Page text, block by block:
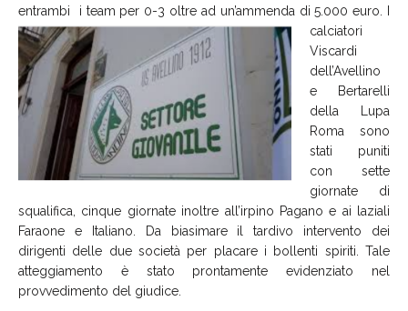
entrambi i team per 0-3 oltre ad un’ammenda di 5.000 euro. I
calciatori
Viscardi
dell’Avellino
e Bertarelli
della Lupa
Roma sono
stati puniti
con sette
giornate di
squalifica, cinque giornate inoltre all’irpino Pagano e ai laziali
Faraone e Italiano. Da biasimare il tardivo intervento dei
dirigenti delle due società per placare i bollenti spiriti. Tale
atteggiamento è stato prontamente evidenziato nel
provvedimento del giudice.